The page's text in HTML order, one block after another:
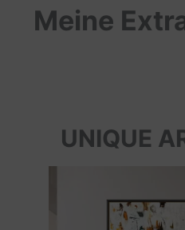
Meine
UNIQUE